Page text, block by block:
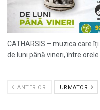
CATHARSIS – muzica care
de luni până vineri, între orele
ANTERIOR URMATOR